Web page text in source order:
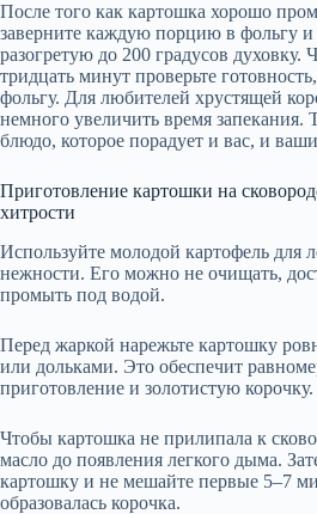
После того как картошка хорошо
заверните каждую порцию в фольгу и
разогретую до 200 градусов духовку.
тридцать минут проверьте
фольгу. Для любителей хрустящей
немного увеличить время запекания.
блюдо, которое порадует и вас, и
Приготовление картошки на
хитрости
Используйте молодой картофель для
нежности. Его можно не очищать,
промыть под водой.
Перед жаркой нарежьте картошку
или дольками. Это обеспечит
приготовление и золотистую корочку.
Чтобы картошка не прилипала к
масло до появления легкого дыма.
картошку и не мешайте первые 5–7
образовалась корочка.